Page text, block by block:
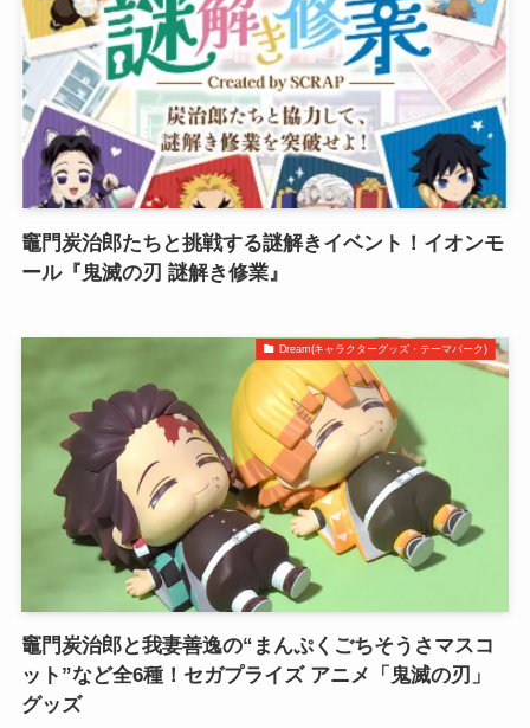
竈門炭治郎たちと挑戦する謎解きイベント！イオンモ
ール『鬼滅の刃 謎解き修業』
Dream(キャラクターグッズ・テーマパーク)
竈門炭治郎と我妻善逸の“まんぷくごちそうさマスコ
ット”など全6種！セガプライズ アニメ「鬼滅の刃」
グッズ